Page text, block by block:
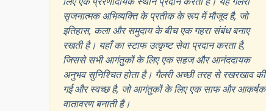
सृजनात्मक अभिव्यक्ति के प्रतीक के रूप में मौजूद है, जो
इतिहास, कला और समुदाय के बीच एक गहरा संबंध बनाए
रखती है। यहाँ का स्टाफ उत्कृष्ट सेवा प्रदान करता है,
जिससे सभी आगंतुकों के लिए एक सहज और आनंददायक
अनुभव सुनिश्चित होता है। गैलरी अच्छी तरह से रखरखाव की
गई और स्वच्छ है, जो आगंतुकों के लिए एक साफ और आकर्षक
वातावरण बनाती है।